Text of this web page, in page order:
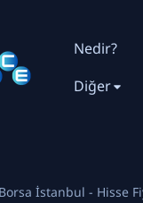
Nedir?
Diğer
Borsa İstanbul - Hisse